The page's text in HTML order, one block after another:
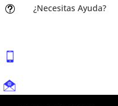
t ¿Necesitas Ayuda?